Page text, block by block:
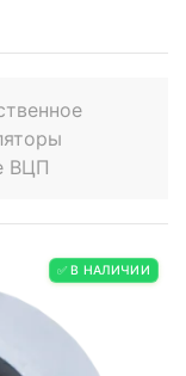
ВЦП
✅ В НАЛИЧИИ